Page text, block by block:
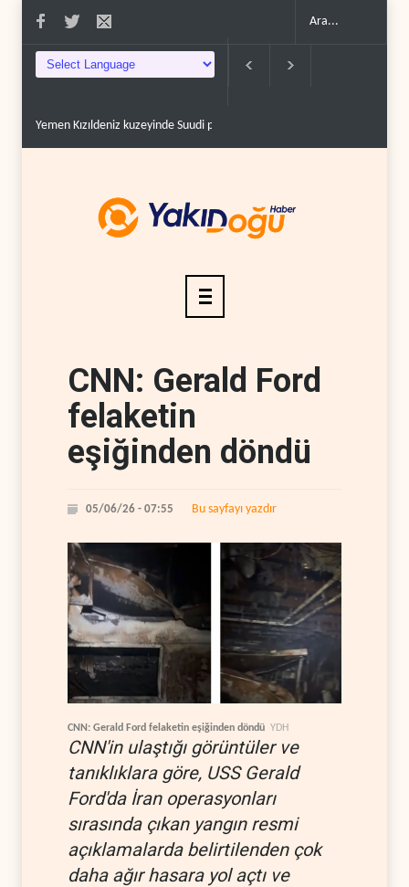
tankerini vurdu.. İsrail askerlerinin Lübnan'daki lüks oteli yağmaladığ�..
CNN: Gerald Ford
felaketin
eşiğinden döndü
05/06/26 - 07:55 Bu sayfayı yazdır
CNN: Gerald Ford felaketin eşiğinden döndü YDH
CNN'in ulaştığı görüntüler ve
tanıklıklara göre, USS Gerald
Ford'da İran operasyonları
sırasında çıkan yangın resmi
açıklamalarda belirtilenden çok
daha ağır hasara yol açtı ve